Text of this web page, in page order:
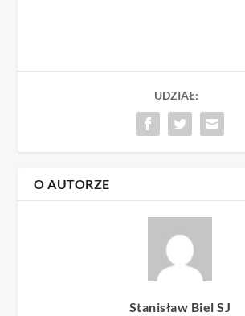
UDZIAŁ:
O AUTORZE
Stanisław Biel SJ